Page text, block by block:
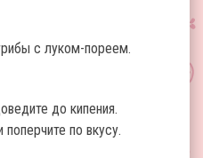
с луком-пореем.
до кипения.
по вкусу.